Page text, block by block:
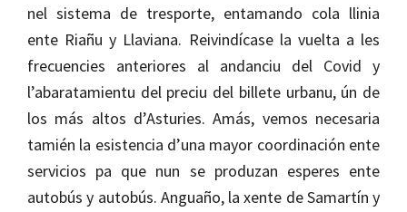
nel sistema de tresporte, entamando cola llinia
ente Riañu y Llaviana. Reivindícase la vuelta a les
frecuencies anteriores al andanciu del Covid y
l’abaratamientu del preciu del billete urbanu, ún de
los más altos d’Asturies. Amás, vemos necesaria
tamién la esistencia d’una mayor coordinación ente
servicios pa que nun se produzan esperes ente
autobús y autobús. Anguaño, la xente de Samartín y